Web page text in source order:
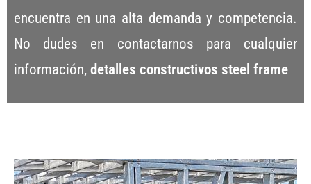
encuentra en una alta demanda y competencia.
No dudes en contactarnos para cualquier
información, detalles constructivos steel frame